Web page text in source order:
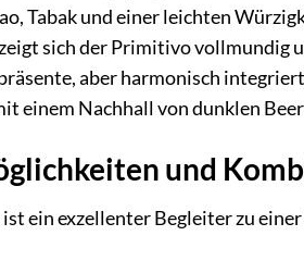
Tabak und einer leichten
sich der Primitivo vollmundig
aber harmonisch
einem Nachhall von dunklen
und
ein exzellenter Begleiter zu